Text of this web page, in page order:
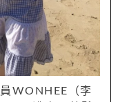
WONHEE（李